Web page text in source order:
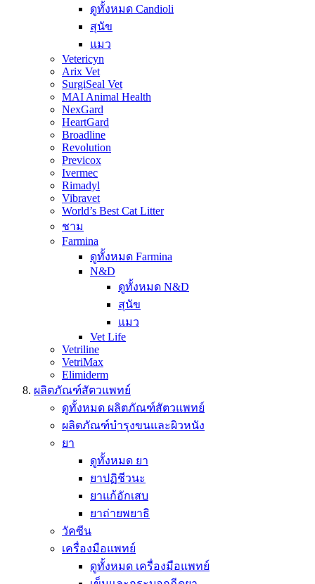
ดูทั้งหมด Candioli
สุนัข
แมว
Vetericyn
Arix Vet
SurgiSeal Vet
MAI Animal Health
NexGard
HeartGard
Broadline
Revolution
Previcox
Ivermec
Rimadyl
Vibravet
World’s Best Cat Litter
ชาม
Farmina
ดูทั้งหมด Farmina
N&D
ดูทั้งหมด N&D
สุนัข
แมว
Vet Life
Vetriline
VetriMax
Elimiderm
ผลิตภัณฑ์สัตวแพทย์
ดูทั้งหมด ผลิตภัณฑ์สัตวแพทย์
ผลิตภัณฑ์บำรุงขนและผิวหนัง
ยา
ดูทั้งหมด ยา
ยาปฏิชีวนะ
ยาแก้อักเสบ
ยาถ่ายพยาธิ
วัคซีน
เครื่องมือแพทย์
ดูทั้งหมด เครื่องมือแพทย์